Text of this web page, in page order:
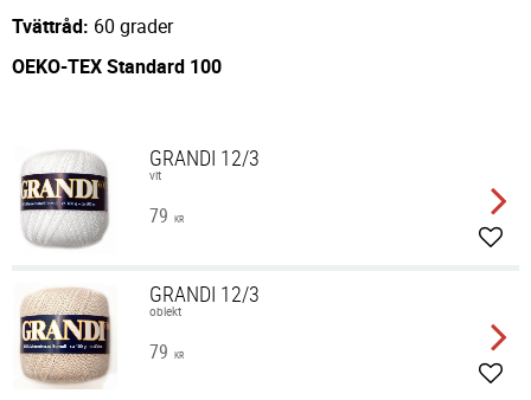
Tvättråd: 60 grader
OEKO-TEX Standard 100
GRANDI 12/3
vit
79 KR
GRANDI 12/3
oblekt
79 KR